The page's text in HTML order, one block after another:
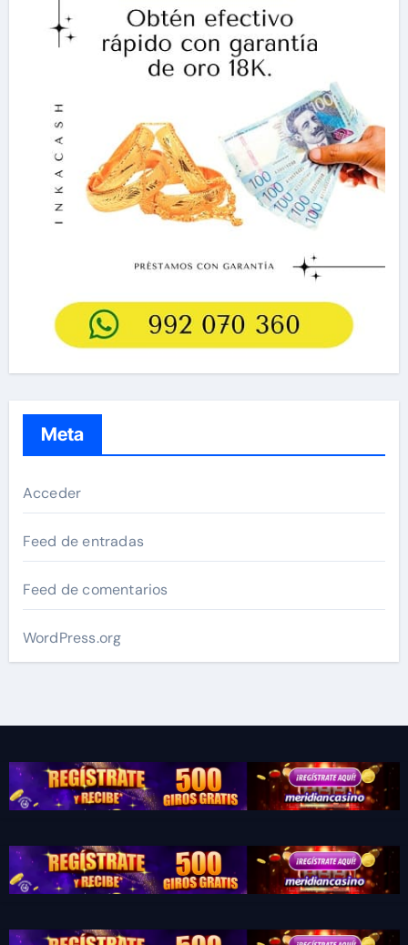
Meta
Acceder
Feed de entradas
Feed de comentarios
WordPress.org